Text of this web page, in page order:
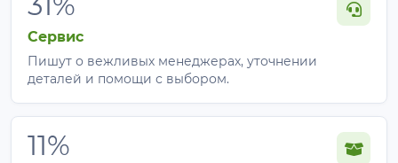
Сервис
Пишут о вежливых менеджерах, уточнении
деталей и помощи с выбором.
11%